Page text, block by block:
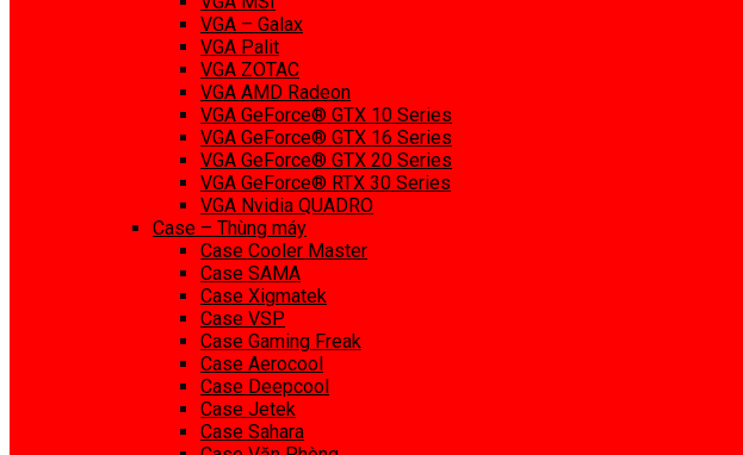
VGA – Galax
VGA Palit
VGA ZOTAC
VGA AMD Radeon
VGA GeForce® GTX 10 Series
VGA GeForce® GTX 16 Series
VGA GeForce® GTX 20 Series
VGA GeForce® RTX 30 Series
VGA Nvidia QUADRO
Case – Thùng máy
Case Cooler Master
Case SAMA
Case Xigmatek
Case VSP
Case Gaming Freak
Case Aerocool
Case Deepcool
Case Jetek
Case Sahara